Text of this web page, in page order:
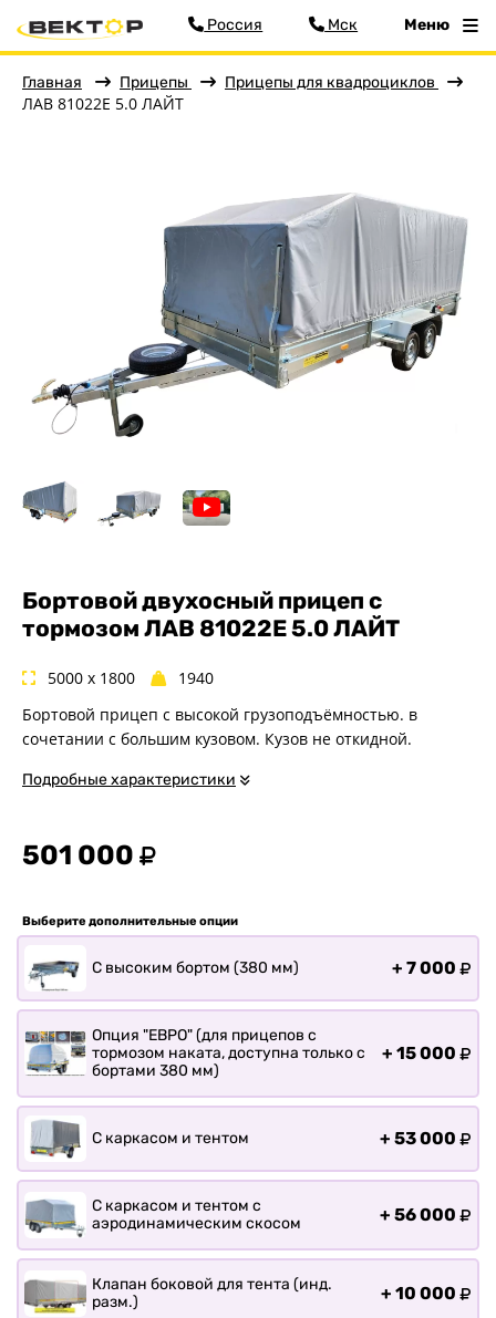
Меню
Главная
Прицепы для квадроциклов
Прицепы для гидроциклов
Прицепы с тормозом
Прицепы для перевозки
спецтехники
Прицепы для вездехода-
болотохода
Прицепы для мотоблока
Прицепы для лодки РИБ
Прицепы для ПВХ Ротан
Прицепы для перевозки
Дилеры
О заводе
Тюнинг прицепов
Фильтр
Россия Мск Меню
Главная Прицепы Прицепы для квадроциклов
ЛАВ 81022E 5.0 ЛАЙТ
Бортовой двухосный прицеп с
тормозом ЛАВ 81022E 5.0 ЛАЙТ
5000 x 1800
1940
Бортовой прицеп с высокой грузоподъёмностью. в
сочетании с большим кузовом. Кузов не откидной.
Подробные характеристики
501 000
Выберите дополнительные опции
С высоким бортом (380 мм) + 7 000
Опция "ЕВРО" (для прицепов с
тормозом наката, доступна только с
бортами 380 мм)
+ 15 000
С каркасом и тентом + 53 000
С каркасом и тентом с
аэродинамическим скосом
+ 56 000
Клапан боковой для тента (инд.
разм.)
+ 10 000